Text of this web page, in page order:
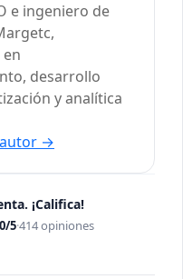
e ingeniero de
desarrollo
y analítica
→
¡Califica!
5·414opiniones